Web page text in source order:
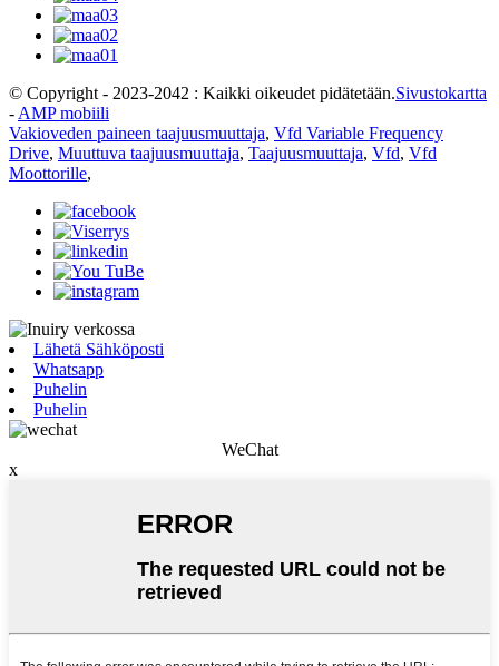
© Copyright - 2023-2042 : Kaikki oikeudet pidätetään.Sivustokartta
- AMP mobiili
Vakioveden paineen taajuusmuuttaja, Vfd Variable Frequency
Drive, Muuttuva taajuusmuuttaja, Taajuusmuuttaja, Vfd, Vfd
Moottorille,
Lähetä Sähköposti
Whatsapp
Puhelin
Puhelin
WeChat
x